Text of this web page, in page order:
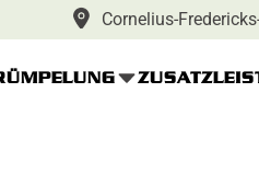
Cornelius-